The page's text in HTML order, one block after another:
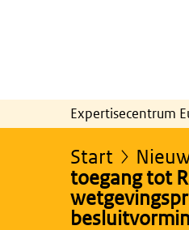
Expertisecentrum
Start
toegang tot